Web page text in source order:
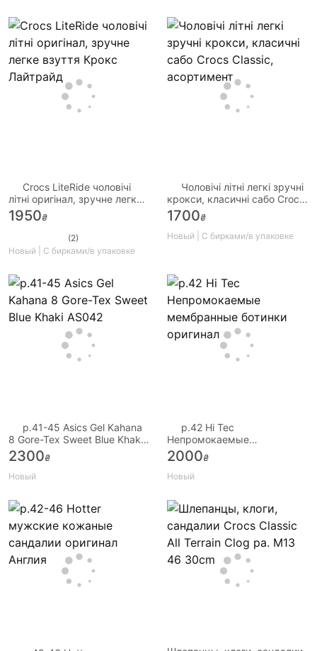
Crocs LiteRide чоловічі
літні оригінал, зручне легке
взуття Крокс Лайтрайд
1950₴
(2)
Новый | С бирками/в упаковке
Чоловічі літні легкі зручні
крокси, класичні сабо Crocs
Classic, асортимент
1700₴
Новый | С бирками/в упаковке
p.41-45 Asics Gel Kahana
8 Gore-Tex Sweet Blue Khaki
AS042
2300₴
Новый
р.42 Hi Tec
Непромокаемые
мембранные ботинки
оригинал
2000₴
Новый